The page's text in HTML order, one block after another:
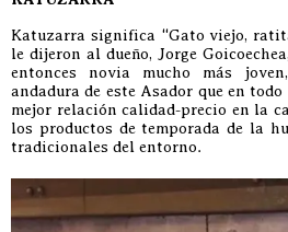
Katuzarra significa “Gato viejo,
le dijeron al dueño, Jorge
entonces novia mucho más
andadura de este Asador que en
mejor relación calidad-precio en la
los productos de temporada de la
tradicionales del entorno.